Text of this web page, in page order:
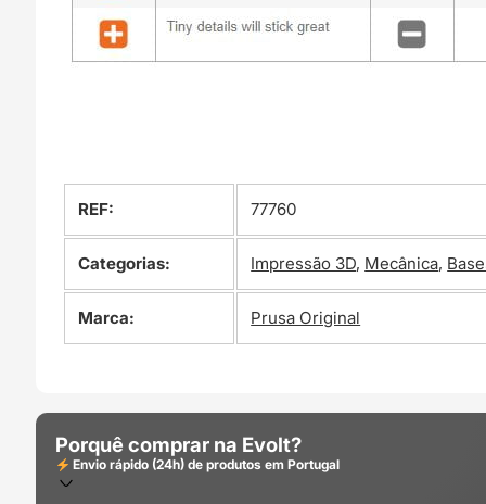
REF: 77760
Categorias: Impressão 3D, Mecânica,
Marca: Prusa Original
Porquê comprar na Evolt?
Envio rápido (24h) de produtos em Portugal